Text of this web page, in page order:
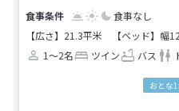
食事なし
【広さ】21.3平米
【ベッド】幅
1～2名
ツイン バス
おとな